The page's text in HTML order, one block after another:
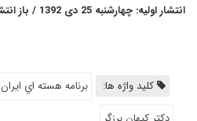
انتشار اولیه: چهارشنبه 25 دی 1392 / باز انتشار: شنبه 28 دی 1392
کلید واژه ها: برنامه هسته اي ايران